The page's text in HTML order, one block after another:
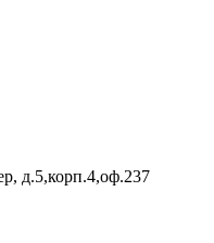
д.5,корп.4,оф.237